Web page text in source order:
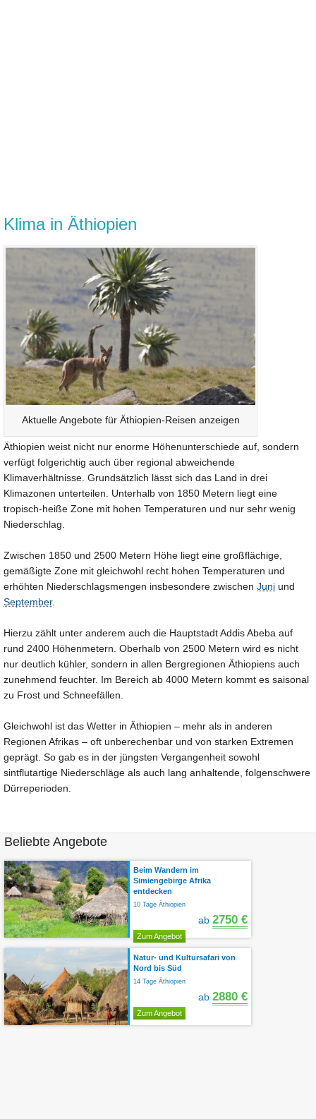
Klima in Äthiopien
Aktuelle Angebote für Äthiopien-Reisen anzeigen
Äthiopien weist nicht nur enorme Höhenunterschiede auf, sondern
verfügt folgerichtig auch über regional abweichende
Klimaverhältnisse. Grundsätzlich lässt sich das Land in drei
Klimazonen unterteilen. Unterhalb von 1850 Metern liegt eine
tropisch-heiße Zone mit hohen Temperaturen und nur sehr wenig
Niederschlag.
Zwischen 1850 und 2500 Metern Höhe liegt eine großflächige,
gemäßigte Zone mit gleichwohl recht hohen Temperaturen und
erhöhten Niederschlagsmengen insbesondere zwischen Juni und
September.
Hierzu zählt unter anderem auch die Hauptstadt Addis Abeba auf
rund 2400 Höhenmetern. Oberhalb von 2500 Metern wird es nicht
nur deutlich kühler, sondern in allen Bergregionen Äthiopiens auch
zunehmend feuchter. Im Bereich ab 4000 Metern kommt es saisonal
zu Frost und Schneefällen.
Gleichwohl ist das Wetter in Äthiopien – mehr als in anderen
Regionen Afrikas – oft unberechenbar und von starken Extremen
geprägt. So gab es in der jüngsten Vergangenheit sowohl
sintflutartige Niederschläge als auch lang anhaltende, folgenschwere
Dürreperioden.
Beliebte Angebote
Beim Wandern im
Simiengebirge Afrika
entdecken
10 Tage Äthiopien
ab 2750 €
Zum Angebot
Natur- und Kultursafari von
Nord bis Süd
14 Tage Äthiopien
ab 2880 €
Zum Angebot